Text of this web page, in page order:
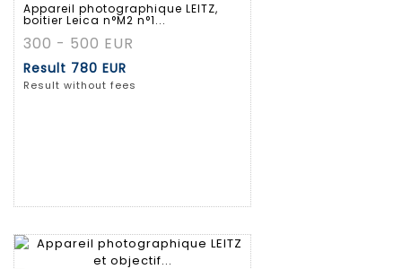
Appareil photographique LEITZ,
boitier Leica n°M2 n°1...
300 - 500 EUR
Result 780 EUR
Result without fees